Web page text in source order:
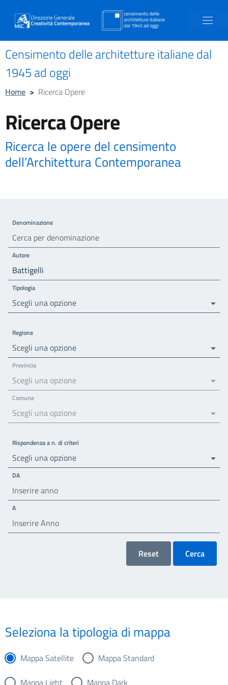
Censimento delle architetture italiane dal
1945 ad oggi
Home > Ricerca Opere
Ricerca Opere
Ricerca le opere del censimento
dell’Architettura Contemporanea
Denominazione
Autore
Tipologia
Scegli una opzione
Regione
Scegli una opzione
Provincia
Scegli una opzione
Comune
Scegli una opzione
Rispondenza a n. di criteri
Scegli una opzione
DA
A
Reset Cerca
Seleziona la tipologia di mappa
Mappa Satellite
Mappa Standard
Mappa Light
Mappa Dark